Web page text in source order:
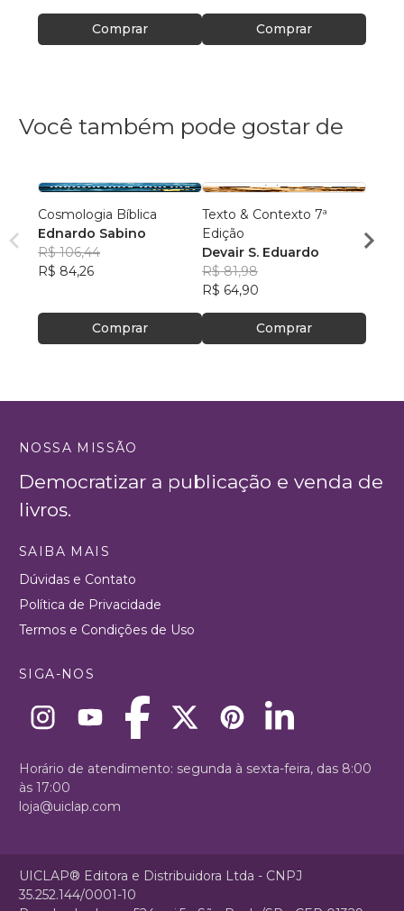
Comprar Comprar
Você também pode gostar de
Cosmologia Bíblica
Ednardo Sabino
R$ 106,44
R$ 84,26
Comprar
Texto & Contexto 7ª
Edição
Devair S. Eduardo
R$ 81,98
R$ 64,90
Comprar
Santo
João
NOSSA MISSÃO
Democratizar a publicação e venda de
livros.
SAIBA MAIS
Dúvidas e Contato
Política de Privacidade
Termos e Condições de Uso
SIGA-NOS
Horário de atendimento: segunda à sexta-feira, das 8:00
às 17:00
loja@uiclap.com
UICLAP® Editora e Distribuidora Ltda - CNPJ
35.252.144/0001-10